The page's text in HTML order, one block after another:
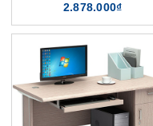
2.878.000₫